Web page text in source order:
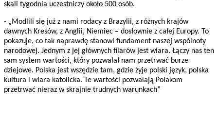
skali tygodnia uczestniczy około 500 osób.
- „Modlili się już z nami rodacy z Brazylii, z różnych krajów
dawnych Kresów, z Anglii, Niemiec – dosłownie z całej Europy. To
pokazuje, co tak naprawdę stanowi fundament naszej wspólnoty
narodowej. Jednym z jej głównych filarów jest wiara. Łączy nas ten
sam system wartości, który pozwalał nam przetrwać burze
dziejowe. Polska jest wszędzie tam, gdzie żyje polski język, polska
kultura i wiara katolicka. Te wartości pozwalają Polakom
przetrwać nieraz w skrajnie trudnych warunkach”